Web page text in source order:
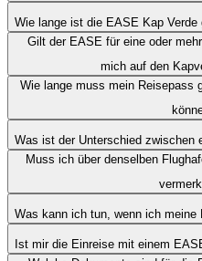
Wie lange ist die EASE Kap Verde
Gilt der EASE für eine oder
mich auf den
Wie lange muss mein Reisepass
Was ist der Unterschied zwischen
Muss ich über denselben
Was kann ich tun, wenn ich meine
Ist mir die Einreise mit einem